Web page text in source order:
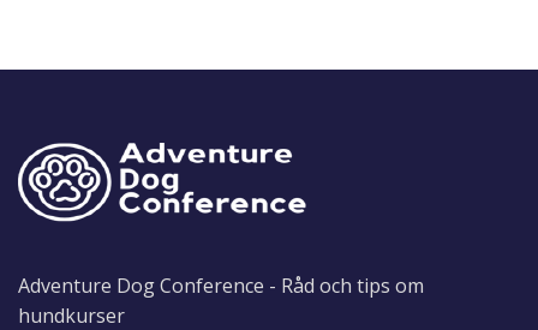
Adventure Dog Conference - Råd och tips om
hundkurser